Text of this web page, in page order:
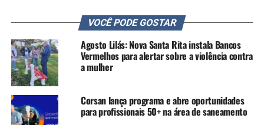
objetos com a força dos ventos.
No bairro Niterói, por volta do meio-dia, as rajadas
atingiram a velocidade de 89 km/h. Segundo o Eclima,
entre 11h30 e 15h, o volume de chuva atingiu 9,6
milímetros (mm).
Outdoor tombado
VOCÊ PODE GOSTAR
Agosto Lilás: Nova Santa Rita instala Bancos
Vermelhos para alertar sobre a violência contra
a mulher
Corsan lança programa e abre oportunidades
para profissionais 50+ na área de saneamento